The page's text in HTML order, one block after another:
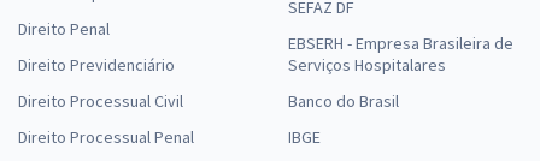
Direito Penal
Direito Previdenciário
Direito Processual Civil
Direito Processual Penal
SEFAZ DF
EBSERH - Empresa Brasileira de
Serviços Hospitalares
Banco do Brasil
IBGE